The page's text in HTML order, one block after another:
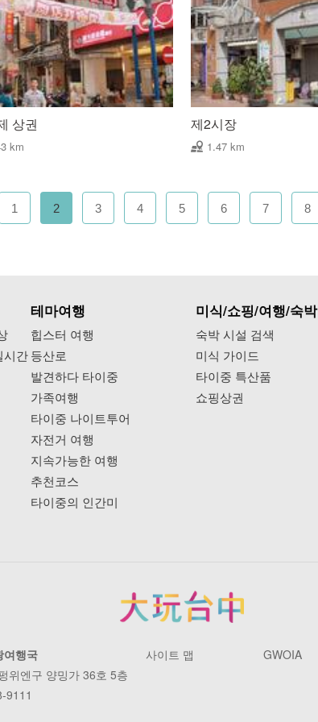
상권
km
제2시장
1.47 km
1 2 3 4 5 6 7 8
시간
테마여행
힙스터 여행
등산로
발견하다 타이중
가족여행
타이중 나이트투어
자전거 여행
지속가능한 여행
추천코스
타이중의 인간미
미식/쇼핑/여행/숙박
숙박 시설 검색
미식 가이드
타이중 특산품
쇼핑상권
여행국
위엔구 양밍가 36호 5층
9111
사이트 맵 GWOIA